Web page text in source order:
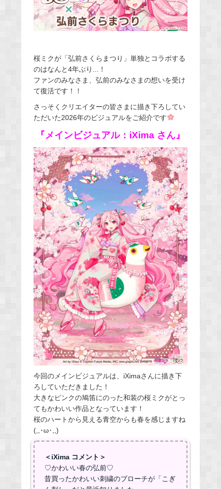
桜ミクが「弘前さくらまつり」単独とコラボする
のはなんと4年ぶり...！
ファンのみなさま、弘前のみなさまの想いを受け
て復活です！！
さっそくクリエイターの皆さまに描き下ろしてい
ただいた2026年のビジュアルをご紹介です
『メインビジュアル：iXima さん』
今回のメインビジュアルは、iXimaさんに描き下
ろしていただきました！
大きなピンクの鳩笛にのった和装の桜ミクがとっ
てもかわいい作品となっています！
桜のハートから見える青空からも春を感じますね
(,,･ω･,,)
＜iXima コメント＞
♡かわいい春の弘前♡
昔買ったかわいい刺繍のブローチが「こぎ